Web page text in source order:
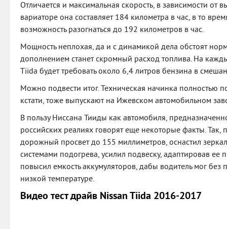
Отличается и максимальная скорость, в зависимости
вариаторе она составляет 184 километра в час, в то
возможность разогнаться до 192 километров в час.
Мощность неплохая, да и с динамикой дела обстоят
дополнением станет скромный расход топлива. На
Tiida будет требовать около 6,4 литров бензина в
Можно подвести итог. Техническая начинка полностью
кстати, тоже выпускают на Ижевском автомобильном
В пользу Ниссана Тииды как автомобиля,
российских реалиях говорят еще некоторые факты. Так,
дорожный просвет до 155 миллиметров, оснастил
системами подогрева, усилил подвеску, адаптировав
повысил емкость аккумуляторов, дабы водитель мог
низкой температуре.
Видео тест драйв Nissan Tiida 2016-2017